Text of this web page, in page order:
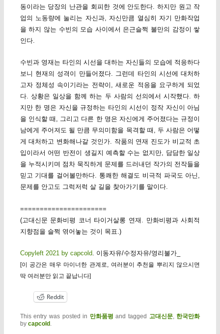
동이라는 당장의 난관을 회피한 것에 안도한다. 하지만 원고 작
업의 노동량에 눌리는 자신과, 자신만큼 열심히 자기 만화작업
을 하지 않는 수빈의 모습 사이에서 은근슬쩍 불만의 감정이 쌓
인다.
수빈과 영재는 타인의 시선을 대하는 자신들의 모습에 적응하다
보니 현재의 성격이 만들어졌다. 그런데 타인의 시선에 대처하
고자 정체성 속이기라는 전략이, 새로운 적응을 요구하게 되었
다. 상황은 일상을 함께 하는 두 사람의 선의에서 시작했다. 하
지만 한 명은 자신을 규정하는 타인의 시선이 정작 자신이 아님
을 인식할 때, 그리고 다른 한 명은 자신에게 주어졌다는 규정이
남에게 주어져도 될 만큼 무의미함을 목격할 때, 두 사람은 어떻
게 대처하고 변화해나갈 것인가. 작품의 연재 진도가 비교적 초
입이라서 어떤 반전이 생길지 예측할 수는 없지만, 담담한 일상
을 누적시키며 점차 묵직하게 문제를 드러내던 작가의 전작들을
믿고 기대를 걸어볼만하다. 통쾌한 해결도 비극적 파국도 아닌,
문제를 안고도 그럭저럭 살 길을 찾아가기를 말이다.
======================
(고대신문 문화비평 코너 타이거살롱 연재. 만화비평과 사회적
지향점을 슬쩍 엮어놓는 것이 목표.)
Copyleft 2021 by capcold. 이동자유/수정자유/영리불가_
[이 공간은 매우 마이너한 관계로, 여러분이 추천을 뿌리지 않으시면
딱 여러분만 읽고 끝납니다]
Reddit
This entry was posted in 만화품평 and tagged 고대신문, 한국만화
by capcold.